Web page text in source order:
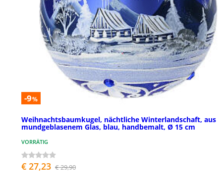
-9%
Weihnachtsbaumkugel, nächtliche Winterlandschaft, aus
mundgeblasenem Glas, blau, handbemalt, Ø 15 cm
VORRÄTIG
€ 27,23 € 29,90